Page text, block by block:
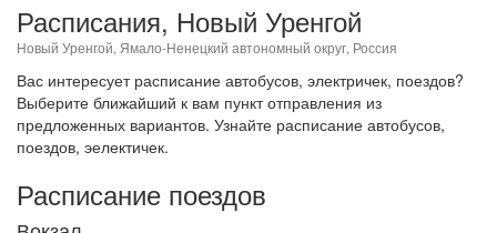
Расписания, Новый Уренгой
Новый Уренгой, Ямало-Ненецкий автономный округ, Россия
Вас интересует расписание автобусов, электричек, поездов?
Выберите ближайший к вам пункт отправления из
предложенных вариантов. Узнайте расписание автобусов,
поездов, эелектичек.
Расписание поездов